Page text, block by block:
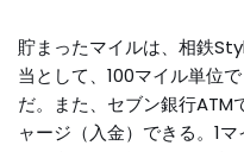
貯まったマイルは、相鉄
当として、100マイル単位
だ。また、セブン銀行ATM
ャージ（入金）できる。1